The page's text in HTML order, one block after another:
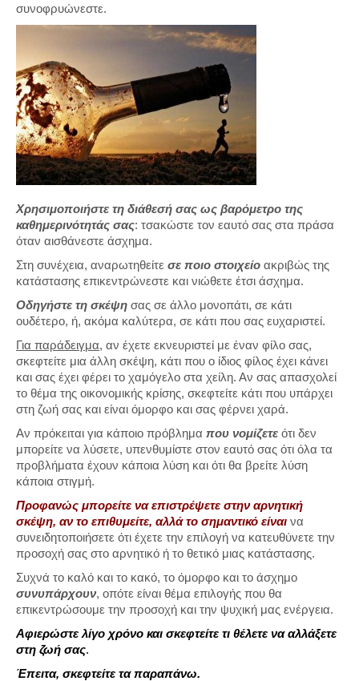
συνοφρυώνεστε.
Χρησιμοποιήστε τη διάθεσή σας ως βαρόμετρο της
καθημερινότητάς σας: τσακώστε τον εαυτό σας στα πράσα
όταν αισθάνεστε άσχημα.
Στη συνέχεια, αναρωτηθείτε σε ποιο στοιχείο ακριβώς της
κατάστασης επικεντρώνεστε και νιώθετε έτσι άσχημα.
Οδηγήστε τη σκέψη σας σε άλλο μονοπάτι, σε κάτι
ουδέτερο, ή, ακόμα καλύτερα, σε κάτι που σας ευχαριστεί.
Για παράδειγμα, αν έχετε εκνευριστεί με έναν φίλο σας,
σκεφτείτε μια άλλη σκέψη, κάτι που ο ίδιος φίλος έχει κάνει
και σας έχει φέρει το χαμόγελο στα χείλη. Αν σας απασχολεί
το θέμα της οικονομικής κρίσης, σκεφτείτε κάτι που υπάρχει
στη ζωή σας και είναι όμορφο και σας φέρνει χαρά.
Αν πρόκειται για κάποιο πρόβλημα που νομίζετε ότι δεν
μπορείτε να λύσετε, υπενθυμίστε στον εαυτό σας ότι όλα τα
προβλήματα έχουν κάποια λύση και ότι θα βρείτε λύση
κάποια στιγμή.
Προφανώς μπορείτε να επιστρέψετε στην αρνητική
σκέψη, αν το επιθυμείτε, αλλά το σημαντικό είναι να
συνειδητοποιήσετε ότι έχετε την επιλογή να κατευθύνετε την
προσοχή σας στο αρνητικό ή το θετικό μιας κατάστασης.
Συχνά το καλό και το κακό, το όμορφο και το άσχημο
συνυπάρχουν, οπότε είναι θέμα επιλογής που θα
επικεντρώσουμε την προσοχή και την ψυχική μας ενέργεια.
Αφιερώστε λίγο χρόνο και σκεφτείτε τι θέλετε να αλλάξετε
στη ζωή σας.
Έπειτα, σκεφτείτε τα παραπάνω.